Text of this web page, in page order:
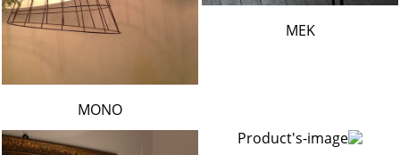
MEK
MONO